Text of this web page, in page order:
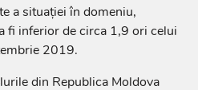
a situației în domeniu,
fi inferior de circa 1,9 ori celui
2019.
din Republica Moldova